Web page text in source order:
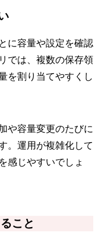
に容量や設定を確認
では、複数の保存領
を割り当てやすくし
や容量変更のたびに
。運用が複雑化して
感じやすいでしょ
こと